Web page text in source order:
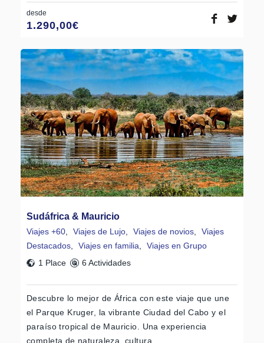
desde
1.290,00€
Sudáfrica & Mauricio
Viajes +60 Viajes de Lujo Viajes de novios
Viajes
Destacados
Viajes en familia
Viajes en Grupo
1 Place
6 Actividades
Descubre lo mejor de África con este viaje que une
el Parque Kruger, la vibrante Ciudad del Cabo y el
paraíso tropical de Mauricio. Una experiencia
completa de naturaleza, cultura…